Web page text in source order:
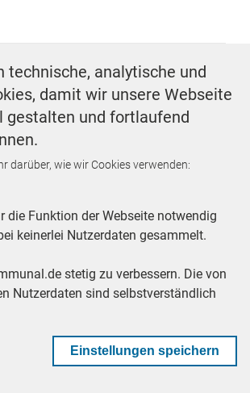
ZUR STARTSEITE
LESERSERVICE AGB DATENSCHUTZ
KOMMUNALBESCHAFFUNG
Footer Second Navigation
technische, analytische und
damit wir unsere Webseite
gestalten und fortlaufend
darüber, wie wir Cookies verwenden:
die Funktion der Webseite notwendig
keinerlei Nutzerdaten gesammelt.
stetig zu verbessern. Die von
Nutzerdaten sind selbstverständlich
Einstellungen speichern